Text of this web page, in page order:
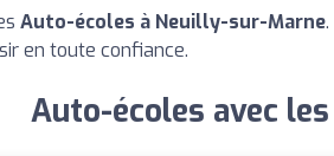
Auto-écoles à Neuilly-sur-Marne
en toute confiance.
Auto-écoles avec